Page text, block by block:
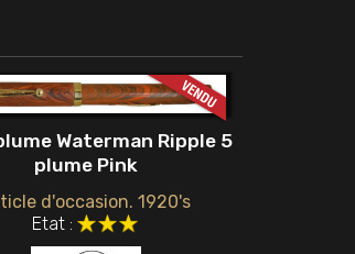
Waterman Ripple 5
plume Pink
d'occasion. 1920's
Etat :